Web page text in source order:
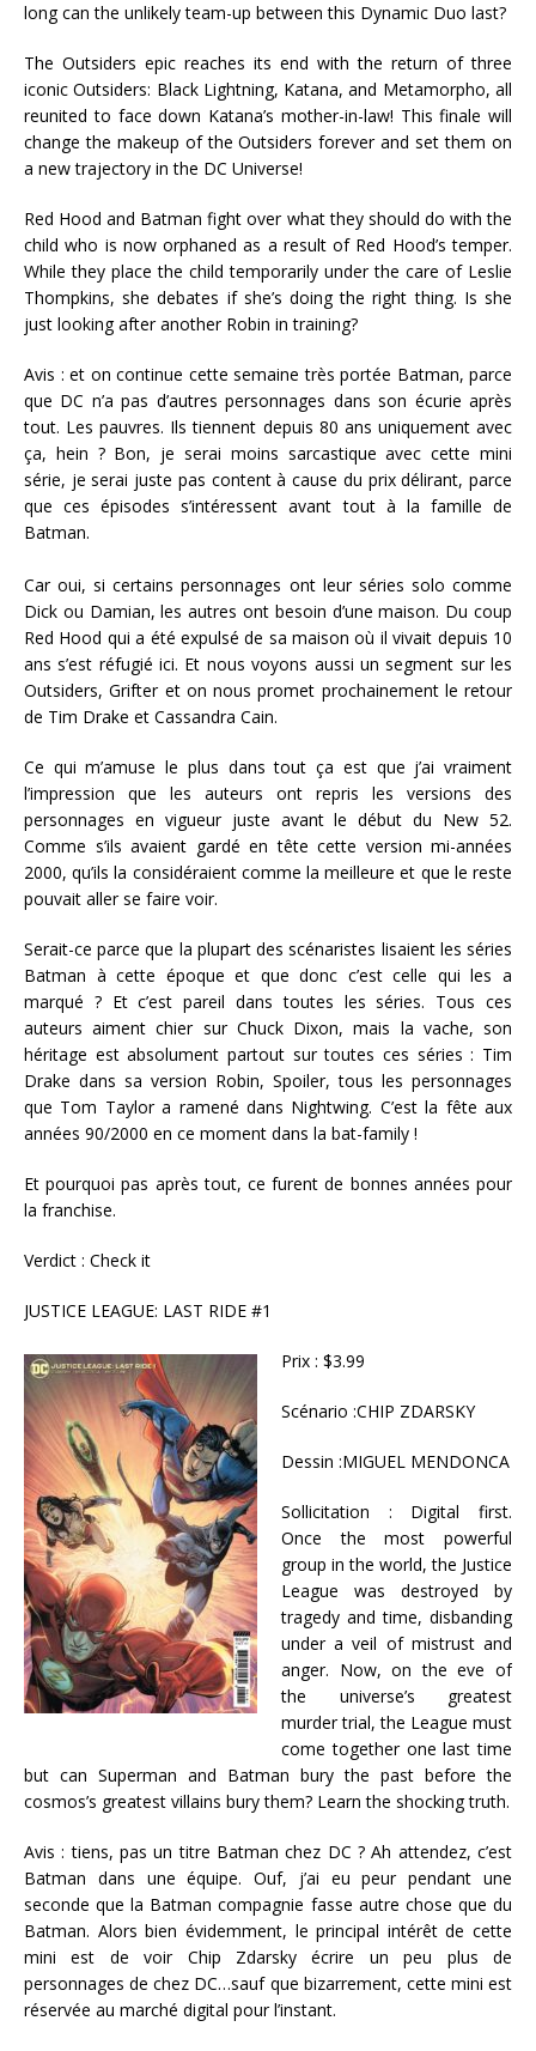
long can the unlikely team-up between this Dynamic Duo last?
The Outsiders epic reaches its end with the return of three
iconic Outsiders: Black Lightning, Katana, and Metamorpho, all
reunited to face down Katana’s mother-in-law! This finale will
change the makeup of the Outsiders forever and set them on
a new trajectory in the DC Universe!
Red Hood and Batman fight over what they should do with the
child who is now orphaned as a result of Red Hood’s temper.
While they place the child temporarily under the care of Leslie
Thompkins, she debates if she’s doing the right thing. Is she
just looking after another Robin in training?
Avis : et on continue cette semaine très portée Batman, parce
que DC n’a pas d’autres personnages dans son écurie après
tout. Les pauvres. Ils tiennent depuis 80 ans uniquement avec
ça, hein ? Bon, je serai moins sarcastique avec cette mini
série, je serai juste pas content à cause du prix délirant, parce
que ces épisodes s’intéressent avant tout à la famille de
Batman.
Car oui, si certains personnages ont leur séries solo comme
Dick ou Damian, les autres ont besoin d’une maison. Du coup
Red Hood qui a été expulsé de sa maison où il vivait depuis 10
ans s’est réfugié ici. Et nous voyons aussi un segment sur les
Outsiders, Grifter et on nous promet prochainement le retour
de Tim Drake et Cassandra Cain.
Ce qui m’amuse le plus dans tout ça est que j’ai vraiment
l’impression que les auteurs ont repris les versions des
personnages en vigueur juste avant le début du New 52.
Comme s’ils avaient gardé en tête cette version mi-années
2000, qu’ils la considéraient comme la meilleure et que le reste
pouvait aller se faire voir.
Serait-ce parce que la plupart des scénaristes lisaient les séries
Batman à cette époque et que donc c’est celle qui les a
marqué ? Et c’est pareil dans toutes les séries. Tous ces
auteurs aiment chier sur Chuck Dixon, mais la vache, son
héritage est absolument partout sur toutes ces séries : Tim
Drake dans sa version Robin, Spoiler, tous les personnages
que Tom Taylor a ramené dans Nightwing. C’est la fête aux
années 90/2000 en ce moment dans la bat-family !
Et pourquoi pas après tout, ce furent de bonnes années pour
la franchise.
Verdict : Check it
JUSTICE LEAGUE: LAST RIDE #1
Prix : $3.99
Scénario :CHIP ZDARSKY
Dessin :MIGUEL MENDONCA
Sollicitation : Digital first.
Once the most powerful
group in the world, the Justice
League was destroyed by
tragedy and time, disbanding
under a veil of mistrust and
anger. Now, on the eve of
the universe’s greatest
murder trial, the League must
come together one last time
but can Superman and Batman bury the past before the
cosmos’s greatest villains bury them? Learn the shocking truth.
Avis : tiens, pas un titre Batman chez DC ? Ah attendez, c’est
Batman dans une équipe. Ouf, j’ai eu peur pendant une
seconde que la Batman compagnie fasse autre chose que du
Batman. Alors bien évidemment, le principal intérêt de cette
mini est de voir Chip Zdarsky écrire un peu plus de
personnages de chez DC…sauf que bizarrement, cette mini est
réservée au marché digital pour l’instant.